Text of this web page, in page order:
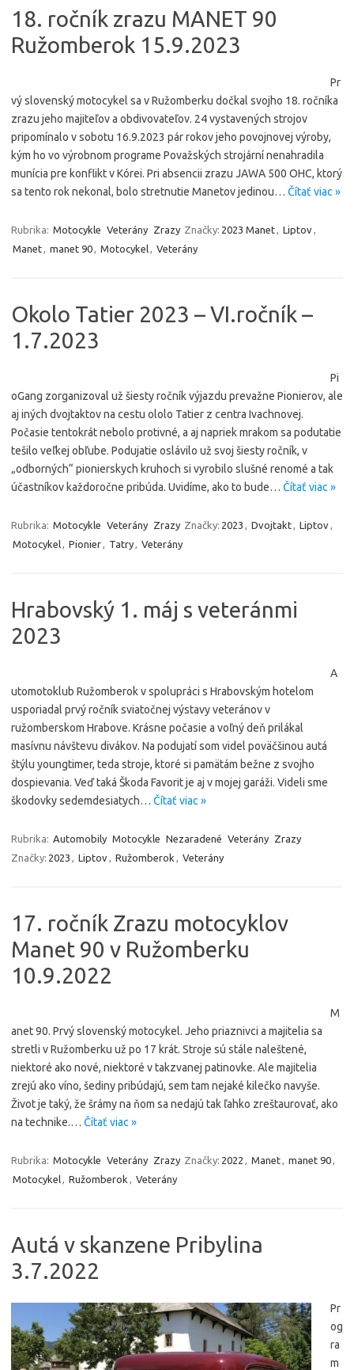
18. ročník zrazu MANET 90
Ružomberok 15.9.2023
Pr
vý slovenský motocykel sa v Ružomberku dočkal svojho 18. ročníka
zrazu jeho majiteľov a obdivovateľov. 24 vystavených strojov
pripomínalo v sobotu 16.9.2023 pár rokov jeho povojnovej výroby,
kým ho vo výrobnom programe Považských strojární nenahradila
munícia pre konflikt v Kórei. Pri absencii zrazu JAWA 500 OHC, ktorý
sa tento rok nekonal, bolo stretnutie Manetov jedinou… Čítať viac »
Rubrika: Motocykle Veterány Zrazy Značky: 2023 Manet, Liptov,
Manet, manet 90, Motocykel, Veterány
Okolo Tatier 2023 – VI.ročník –
1.7.2023
Pi
oGang zorganizoval už šiesty ročník výjazdu prevažne Pionierov, ale
aj iných dvojtaktov na cestu ololo Tatier z centra Ivachnovej.
Počasie tentokrát nebolo protivné, a aj napriek mrakom sa podutatie
tešilo veľkej obľube. Podujatie oslávilo už svoj šiesty ročník, v
„odborných“ pionierskych kruhoch si vyrobilo slušné renomé a tak
účastníkov každoročne pribúda. Uvidíme, ako to bude… Čítať viac »
Rubrika: Motocykle Veterány Zrazy Značky: 2023 , Dvojtakt, Liptov,
Motocykel, Pionier, Tatry, Veterány
Hrabovský 1. máj s veteránmi
2023
A
utomotoklub Ružomberok v spolupráci s Hrabovským hotelom
usporiadal prvý ročník sviatočnej výstavy veteránov v
ružomberskom Hrabove. Krásne počasie a voľný deň prilákal
masívnu návštevu divákov. Na podujatí som videl poväčšinou autá
štýlu youngtimer, teda stroje, ktoré si pamätám bežne z svojho
dospievania. Veď taká Škoda Favorit je aj v mojej garáži. Videli sme
škodovky sedemdesiatych… Čítať viac »
Rubrika: Automobily Motocykle Nezaradené Veterány Zrazy
Značky: 2023 , Liptov, Ružomberok , Veterány
17. ročník Zrazu motocyklov
Manet 90 v Ružomberku
10.9.2022
M
anet 90. Prvý slovenský motocykel. Jeho priaznivci a majitelia sa
stretli v Ružomberku už po 17 krát. Stroje sú stále naleštené,
niektoré ako nové, niektoré v takzvanej patinovke. Ale majitelia
zrejú ako víno, šediny pribúdajú, sem tam nejaké kilečko navyše.
Život je taký, že šrámy na ňom sa nedajú tak ľahko zreštaurovať, ako
na technike.… Čítať viac »
Rubrika: Motocykle Veterány Zrazy Značky: 2022 , Manet, manet 90,
Motocykel, Ružomberok , Veterány
Autá v skanzene Pribylina
3.7.2022
Pr
og
ra
m